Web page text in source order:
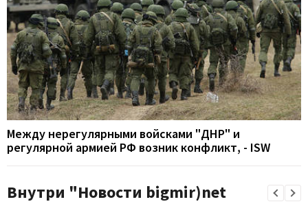
Между нерегулярными войсками "ДНР" и
регулярной армией РФ возник конфликт, - ISW
Внутри "Новости bigmir)net